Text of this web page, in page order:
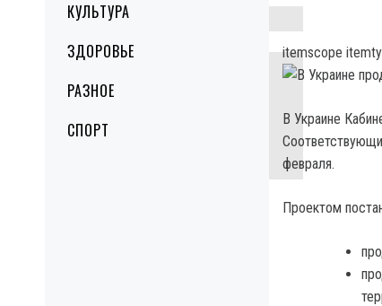
КУЛЬТУРА
ЗДОРОВЬЕ
РАЗНОЕ
СПОРТ
itemscope
В Украине
февраля.
Проектом